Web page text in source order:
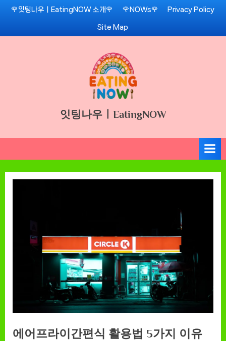
Skip
content
🌹잇팅나우ㅣEatingNOW 소개🌹 🌹NOWs🌹 Privacy Policy
Site Map
잇팅나우ㅣEatingNOW
에어프라이간편식 활용법 5가지 이유